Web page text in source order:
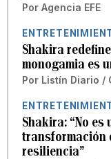
Por Agencia EFE
Shakira
monogamia es
Por Listín Diario /
Shakira: “No es
transformación
resiliencia”